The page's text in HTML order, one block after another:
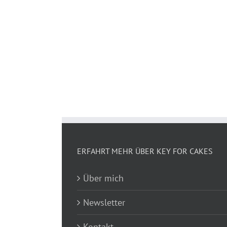
ERFAHRT MEHR ÜBER KEY FOR CAKES
Über mich
Newsletter